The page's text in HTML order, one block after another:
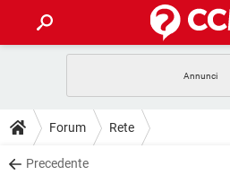
INTRATTENIMENTO
iOS
GUIDE
COVID-19
DOWNLOAD
Forum Rete
Precedente